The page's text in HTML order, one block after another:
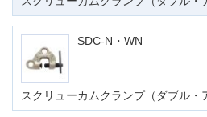
SDC-N・WN
スクリューカムクランプ（ダブル・